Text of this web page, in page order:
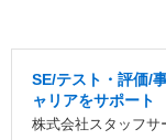
SE/テスト・評価/
ャリアをサポート
株式会社スタッフサ